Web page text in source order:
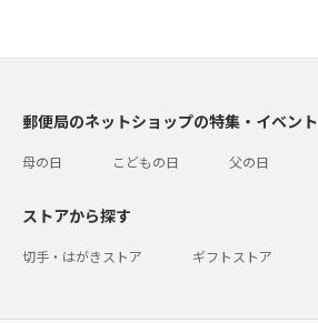
郵便局のネットショップの特集・イベント
母の日 こどもの日 父の日
ストアから探す
切手・はがきストア ギフトストア